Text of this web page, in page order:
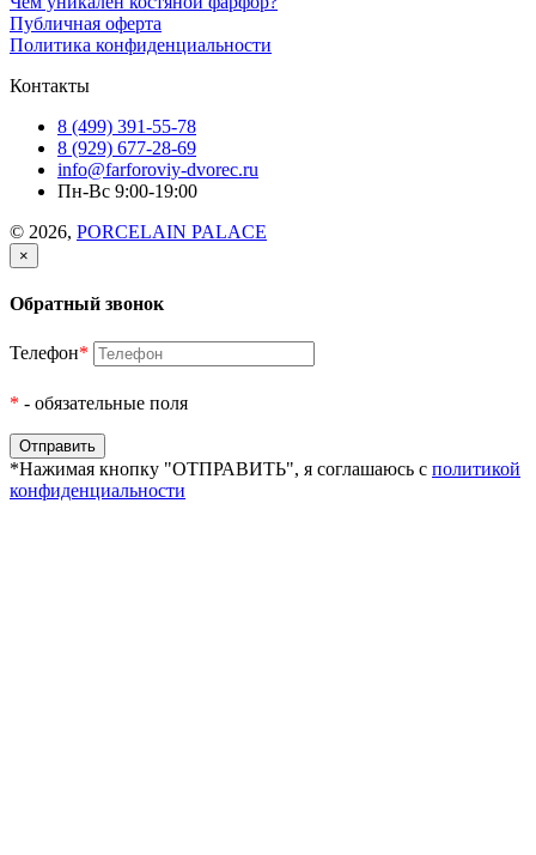
Публичная оферта
Политика конфиденциальности
Контакты
8 (499) 391-55-78
8 (929) 677-28-69
info@farforoviy-dvorec.ru
Пн-Вс 9:00-19:00
© 2026, PORCELAIN PALACE
×
Обратный звонок
Телефон*
* - обязательные поля
*Нажимая кнопку "ОТПРАВИТЬ", я соглашаюсь с политикой
конфиденциальности